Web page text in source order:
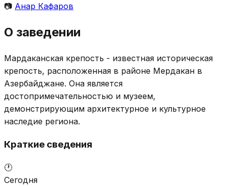
📷 Анар Кафаров
О заведении
Мардаканская крепость - известная историческая
крепость, расположенная в районе Мердакан в
Азербайджане. Она является
достопримечательностью и музеем,
демонстрирующим архитектурное и культурное
наследие региона.
Краткие сведения
🕐
Сегодня